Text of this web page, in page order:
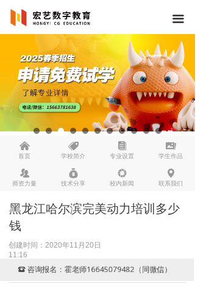
낀
首页
뀄
学校简介
뀴
专业设置
끡
学生作品
뀡
师资力量
낐
技术分享
넆
校内新闻
넹
联系我们
끀
黑龙江哈尔滨完美动力培训多少
钱
创建时间： 2020年11月20日
11:16
뀰 咨询报名：霍老师16645079482（同微信）